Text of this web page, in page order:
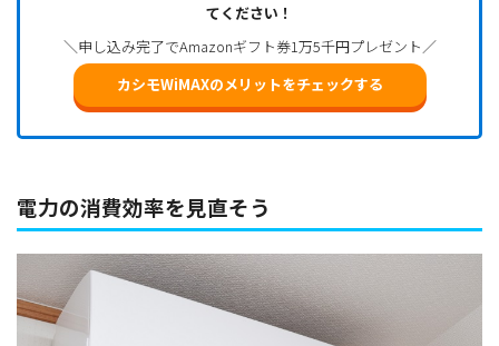
てください！
＼申し込み完了でAmazonギフト券1万5千円プレゼント／
カシモWiMAXのメリットをチェックする
電力の消費効率を見直そう